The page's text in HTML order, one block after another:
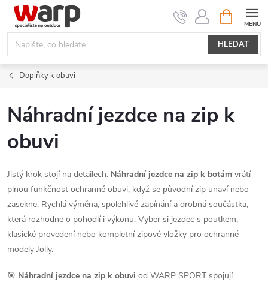
Přejít
obsah
HLEDAT
NÁKUPNÍ
KOŠÍK
Doplňky k obuvi
Náhradní jezdce na zip k
obuvi
Jistý krok stojí na detailech. Náhradní jezdce na zip k botám vrátí
plnou funkčnost ochranné obuvi, když se původní zip unaví nebo
zasekne. Rychlá výměna, spolehlivé zapínání a drobná součástka,
která rozhodne o pohodlí i výkonu. Vyber si jezdec s poutkem,
klasické provedení nebo kompletní zipové vložky pro ochranné
modely Jolly.
🎯 Náhradní jezdce na zip k obuvi od WARP SPORT spojují